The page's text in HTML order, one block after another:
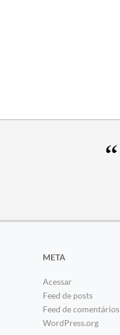
META
Acessar
Feed de posts
Feed de comentários
WordPress.org